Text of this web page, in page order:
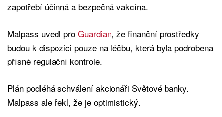
zapotřebí účinná a bezpečná vakcína.
Malpass uvedl pro Guardian, že finanční prostředky
budou k dispozici pouze na léčbu, která byla podrobena
přísné regulační kontrole.
Plán podléhá schválení akcionáři Světové banky.
Malpass ale řekl, že je optimistický.